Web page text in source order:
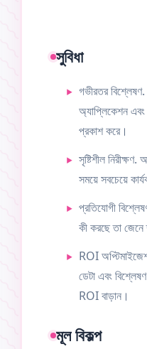
সুবিধা
গভীরতর বিশ্লেষণ.
অ্যাপ্লিকেশন এবং
প্রকাশ করে।
সৃষ্টিশীল
সময়ে সবচেয়ে
প্রতিযোগী
কী করছে তা জেনে
ROI
ডেটা এবং
ROI বাড়ান।
মূল বিকল্প